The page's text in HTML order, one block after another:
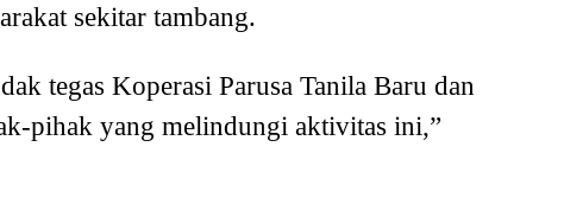
sekitar tambang.
tegas Koperasi Parusa Tanila Baru dan
pihak yang melindungi aktivitas ini,”